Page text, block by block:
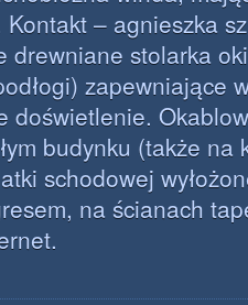
– agnieszka
drewniane stolarka
zapewniające
doświetlenie.
budynku (także na
schodowej
na ścianach